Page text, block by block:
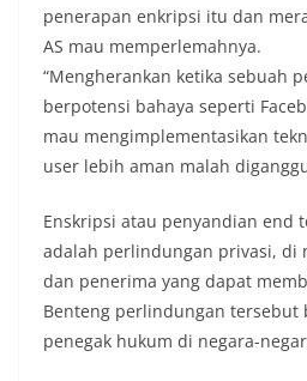
penerapan enkripsi itu dan
AS mau memperlemahnya.
“Mengherankan ketika sebuah
berpotensi bahaya seperti
mau mengimplementasikan
user lebih aman malah
Enskripsi atau penyandian end
adalah perlindungan privasi, di
dan penerima yang dapat
Benteng perlindungan tersebut
penegak hukum di negara-